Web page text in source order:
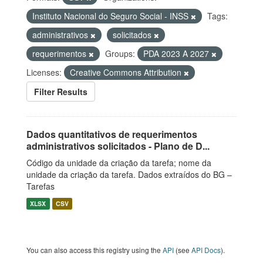
Instituto Nacional do Seguro Social - INSS
Tags:
administrativos
solicitados
requerimentos
Groups:
PDA 2023 A 2027
Licenses:
Creative Commons Attribution
Filter Results
Dados quantitativos de requerimentos
administrativos solicitados - Plano de D...
Código da unidade da criação da tarefa; nome da
unidade da criação da tarefa. Dados extraídos do BG –
Tarefas
XLSX CSV
You can also access this registry using the API (see API Docs).